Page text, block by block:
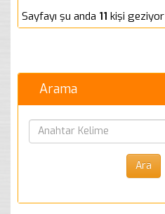
Sayfayı şu anda 11 kişi geziyor
Arama